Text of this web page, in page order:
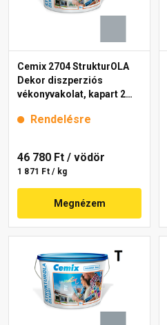
Cemix 2704 StrukturOLA
Dekor diszperziós
vékonyvakolat, kapart 2
Rendelésre
46 780 Ft / vödör
1 871 Ft / kg
Megnézem